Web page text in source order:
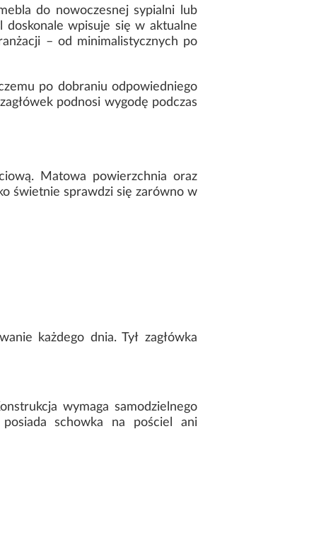
do nowoczesnej sypialni lub
doskonale wpisuje się w aktualne
– od minimalistycznych po
po dobraniu odpowiedniego
podnosi wygodę podczas
Matowa powierzchnia oraz
świetnie sprawdzi się zarówno w
każdego dnia. Tył zagłówka
wymaga samodzielnego
schowka na pościel ani